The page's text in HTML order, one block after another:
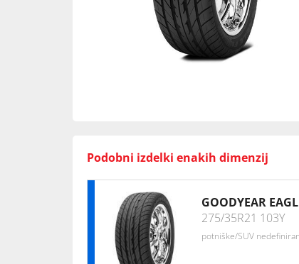
Podobni izdelki enakih dimenzij
GOODYEAR
275/35R21 103Y
potniške/SUV